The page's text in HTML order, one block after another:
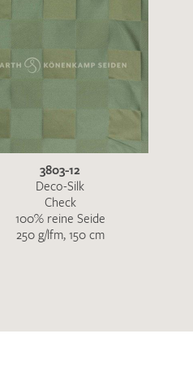
Daten zur Beantwortung meiner
ich zur Kenntnis genommen und
3803-12
Deco-Silk
Check
100% reine Seide
250 g/lfm, 150 cm